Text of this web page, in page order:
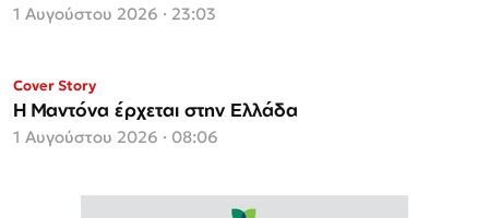
1 Αυγούστου 2026 · 23:03
Cover Story
Η Μαντόνα έρχεται στην Ελλάδα
1 Αυγούστου 2026 · 08:06